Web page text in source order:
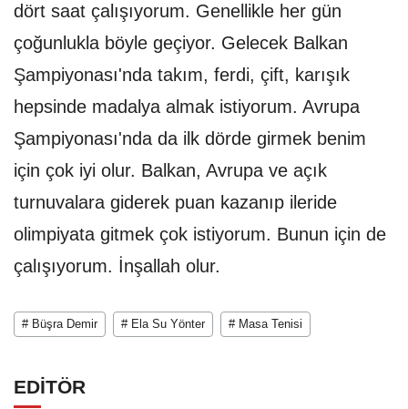
dört saat çalışıyorum. Genellikle her gün
çoğunlukla böyle geçiyor. Gelecek Balkan
Şampiyonası'nda takım, ferdi, çift, karışık
hepsinde madalya almak istiyorum. Avrupa
Şampiyonası'nda da ilk dörde girmek benim
için çok iyi olur. Balkan, Avrupa ve açık
turnuvalara giderek puan kazanıp ileride
olimpiyata gitmek çok istiyorum. Bunun için de
çalışıyorum. İnşallah olur.
# Büşra Demir # Ela Su Yönter # Masa Tenisi
EDİTÖR